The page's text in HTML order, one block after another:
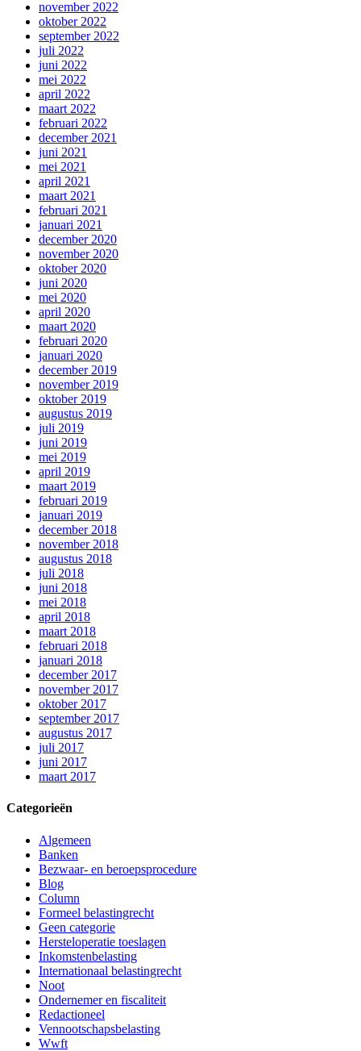
november 2022
oktober 2022
september 2022
juli 2022
juni 2022
mei 2022
april 2022
maart 2022
februari 2022
december 2021
juni 2021
mei 2021
april 2021
maart 2021
februari 2021
januari 2021
december 2020
november 2020
oktober 2020
juni 2020
mei 2020
april 2020
maart 2020
februari 2020
januari 2020
december 2019
november 2019
oktober 2019
augustus 2019
juli 2019
juni 2019
mei 2019
april 2019
maart 2019
februari 2019
januari 2019
december 2018
november 2018
augustus 2018
juli 2018
juni 2018
mei 2018
april 2018
maart 2018
februari 2018
januari 2018
december 2017
november 2017
oktober 2017
september 2017
augustus 2017
juli 2017
juni 2017
maart 2017
Categorieën
Algemeen
Banken
Bezwaar- en beroepsprocedure
Blog
Column
Formeel belastingrecht
Geen categorie
Hersteloperatie toeslagen
Inkomstenbelasting
Internationaal belastingrecht
Noot
Ondernemer en fiscaliteit
Redactioneel
Vennootschapsbelasting
Wwft